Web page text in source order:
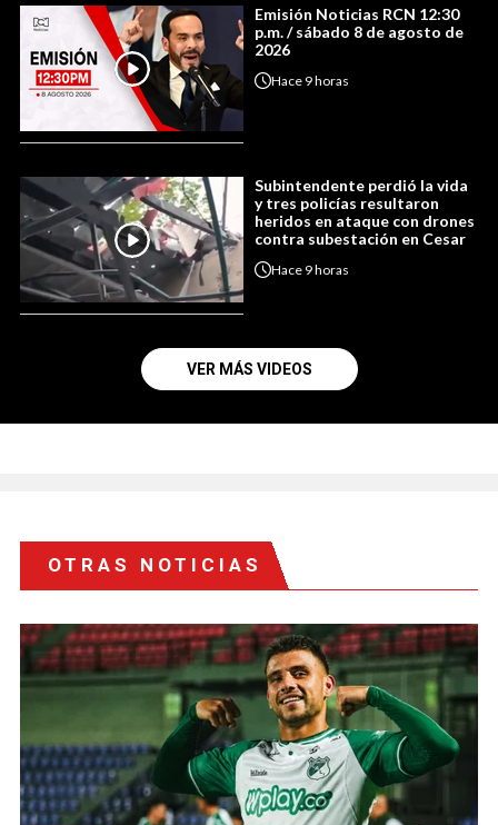
Emisión Noticias RCN 12:30
p.m. / sábado 8 de agosto de
2026
Hace 9 horas
Subintendente perdió la vida
y tres policías resultaron
heridos en ataque con drones
contra subestación en Cesar
Hace 9 horas
VER MÁS VIDEOS
OTRAS NOTICIAS